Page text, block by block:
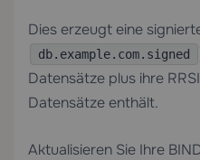
Dies erzeugt eine
db.example.com.signed
Datensätze plus ihre
Datensätze enthält.
Aktualisieren Sie Ihre